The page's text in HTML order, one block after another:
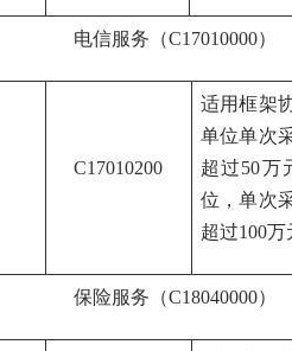
电信服务（C17010000）
C17010200
适用框架
单位单次
超过50万
位，单次
超过100万
保险服务（C18040000）